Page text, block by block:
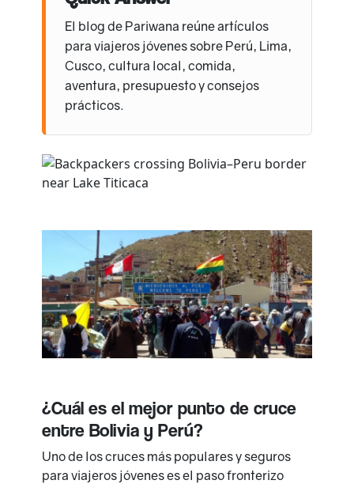
El blog de Pariwana reúne artículos
para viajeros jóvenes sobre Perú, Lima,
Cusco, cultura local, comida,
aventura, presupuesto y consejos
prácticos.
¿Cuál es el mejor punto de cruce
entre Bolivia y Perú?
Uno de los cruces más populares y seguros
para viajeros jóvenes es el paso fronterizo